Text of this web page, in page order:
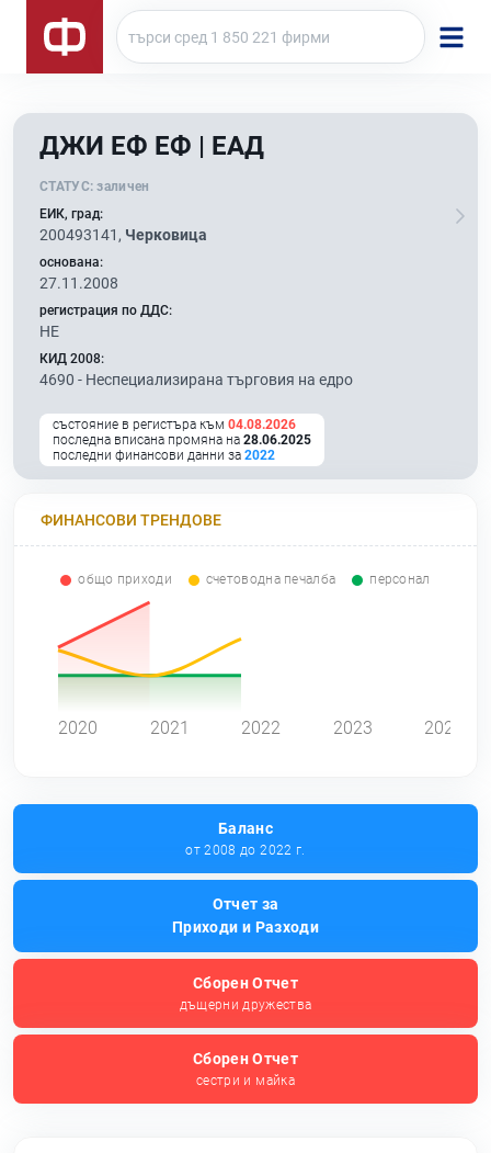
ДЖИ ЕФ ЕФ | ЕАД
СТАТУС: заличен
ЕИК, град:
200493141, Черковица
основана:
27.11.2008
регистрация по ДДС:
НЕ
КИД 2008:
4690 - Неспециализирана търговия на едро
състояние в регистъра към 04.08.2026
последна вписана промяна на 28.06.2025
последни финансови данни за 2022
ФИНАНСОВИ ТРЕНДОВЕ
общо приходи счетоводна печалба персонал
2020 2021 2022 2023 2024
Баланс
от 2008 до 2022 г.
Отчет за
Приходи и Разходи
Сборен Отчет
дъщерни дружества
Сборен Отчет
сестри и майка